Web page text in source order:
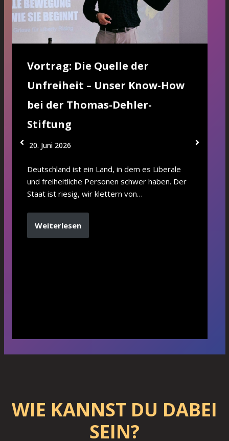
Vortrag: Die Quelle der
Unfreiheit – Unser Know-How
bei der Thomas-Dehler-
Stiftung
20. Juni 2026
Deutschland ist ein Land, in dem es Liberale
und freiheitliche Personen schwer haben. Der
Staat ist riesig, wir klettern von…
Weiterlesen
WIE KANNST DU DABEI
SEIN?